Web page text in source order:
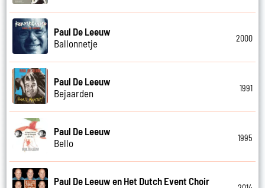
Paul De Leeuw
Ballonnetje
2000
Paul De Leeuw
Bejaarden
1991
Paul De Leeuw
Bello
1995
Paul De Leeuw en Het Dutch Event Choir